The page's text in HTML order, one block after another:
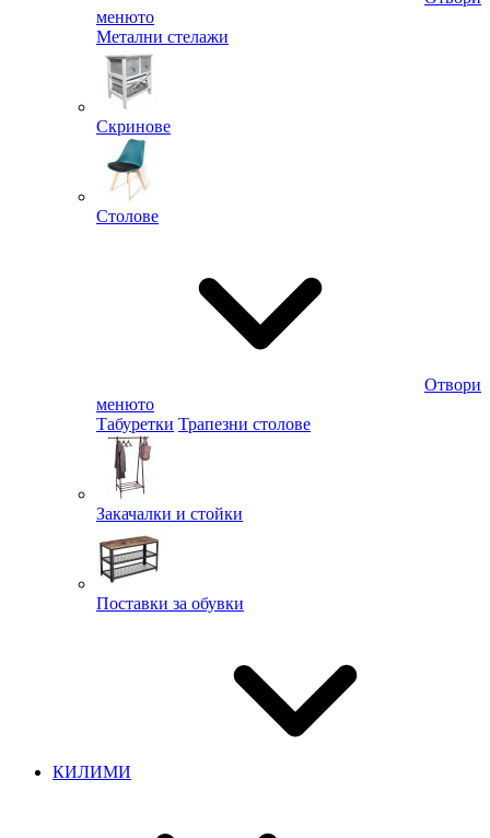
менюто
Метални стелажи
Скринове
Столове
Отвори
менюто
Табуретки Трапезни столове
Закачалки и стойки
Поставки за обувки
КИЛИМИ